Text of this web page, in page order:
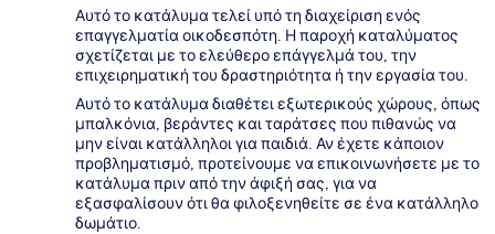
Αυτό το κατάλυμα τελεί υπό τη διαχείριση ενός
επαγγελματία οικοδεσπότη. Η παροχή καταλύματος
σχετίζεται με το ελεύθερο επάγγελμά του, την
επιχειρηματική του δραστηριότητα ή την εργασία του.
Αυτό το κατάλυμα διαθέτει εξωτερικούς χώρους, όπως
μπαλκόνια, βεράντες και ταράτσες που πιθανώς να
μην είναι κατάλληλοι για παιδιά. Αν έχετε κάποιον
προβληματισμό, προτείνουμε να επικοινωνήσετε με το
κατάλυμα πριν από την άφιξή σας, για να
εξασφαλίσουν ότι θα φιλοξενηθείτε σε ένα κατάλληλο
δωμάτιο.